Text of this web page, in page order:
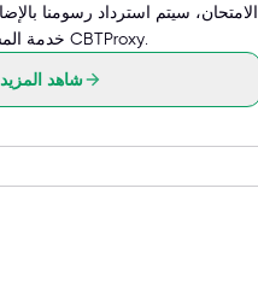
الامتحان، سيتم استرداد رسومنا
خدمة المساعدة في الامتحان من CBTProxy.
شاهد المزيد